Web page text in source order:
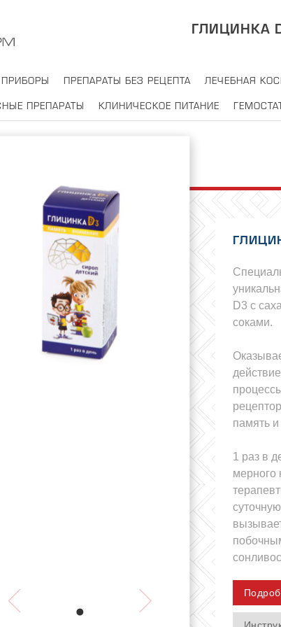
ГЛИЦИНКА
FR
ПРЕПАРАТЫ БЕЗ РЕЦЕПТА ЛЕЧЕБНАЯ
ПРЕПАРАТЫ КЛИНИЧЕСКОЕ ПИТАНИЕ
D3 с
соками.
память
1 раз в
мерного